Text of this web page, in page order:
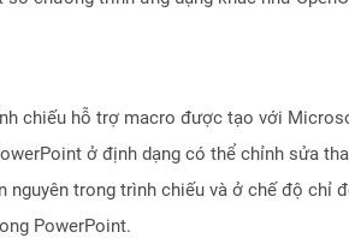
chiếu hỗ trợ macro được tạo với
ở định dạng có thể chỉnh sửa
trong trình chiếu và ở chế độ chỉ
PowerPoint.